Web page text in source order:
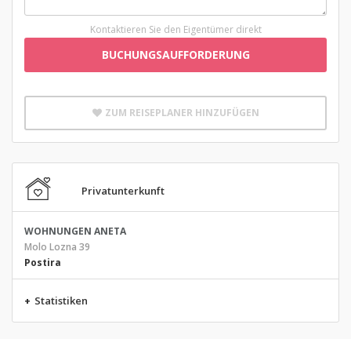
Kontaktieren Sie den Eigentümer direkt
BUCHUNGSAUFFORDERUNG
ZUM REISEPLANER HINZUFÜGEN
Privatunterkunft
WOHNUNGEN ANETA
Molo Lozna 39
Postira
+ Statistiken